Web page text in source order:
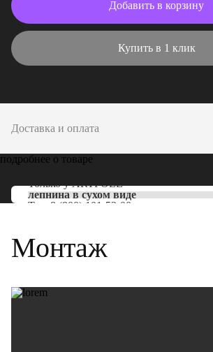
Добавить в корзину
Купить в 1 клик
Доставка и оплата
подробнее о товаре
Только уARTPOLE
лепнина в сухом виде
Тел: 8 (800) 101-53-00
Монтаж